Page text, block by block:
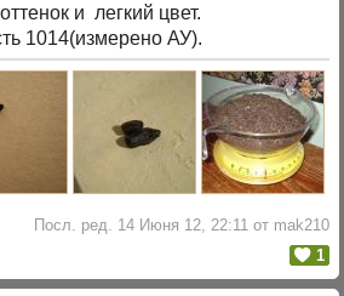
и легкий цвет.
1014(измерено АУ).
Посл. ред. 14 Июня 12, 22:11 от mak210
1